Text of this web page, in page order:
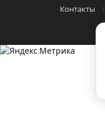
Контакты